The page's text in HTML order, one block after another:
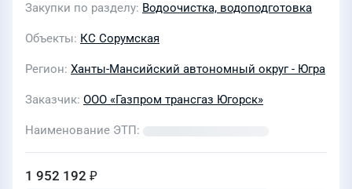
Закупки по разделу Водоочистка, водоподготовка
Объекты КС Сорумская
Регион Ханты-Мансийский автономный округ - Югра
Заказчик ООО «Газпром трансгаз Югорск»
Наименование ЭТП
1 952 192 ₽